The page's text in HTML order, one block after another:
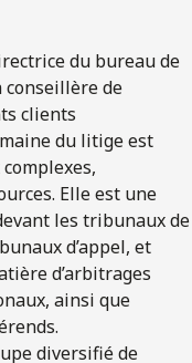
du bureau de
conseillère de
clients
du litige est
Elle est une
les tribunaux de
d’appel, et
d’arbitrages
ainsi que
diversifié de